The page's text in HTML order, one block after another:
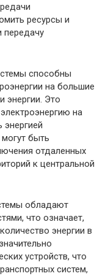
ресурсы и
передачу
способны
на большие
энергии. Это
на
быть
отдаленных
к центральной
обладают
что означает,
энергии в
устройств, что
систем,